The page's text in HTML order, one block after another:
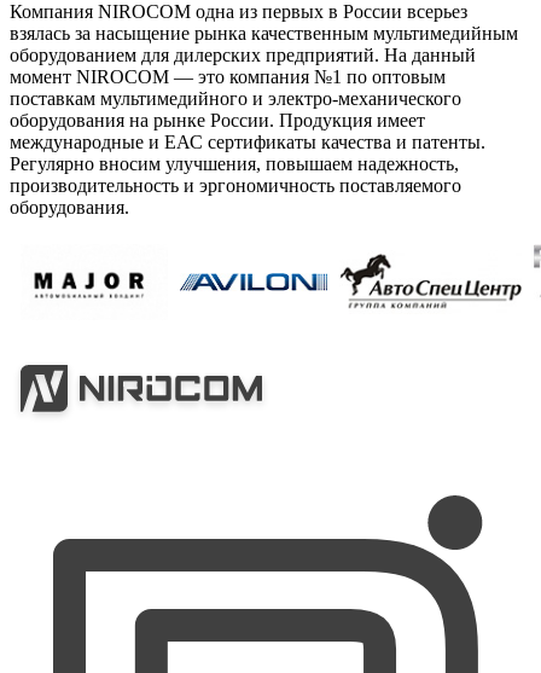
Компания NIROCOM одна из первых в России всерьез
взялась за насыщение рынка качественным мультимедийным
оборудованием для дилерских предприятий. На данный
момент NIROCOM — это компания №1 по оптовым
поставкам мультимедийного и электро-механического
оборудования на рынке России. Продукция имеет
международные и ЕАС сертификаты качества и патенты.
Регулярно вносим улучшения, повышаем надежность,
производительность и эргономичность поставляемого
оборудования.